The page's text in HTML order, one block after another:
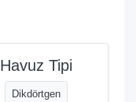
Havuz Tipi
Dikdörtgen